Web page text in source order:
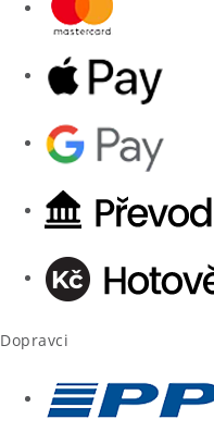
Dopravci